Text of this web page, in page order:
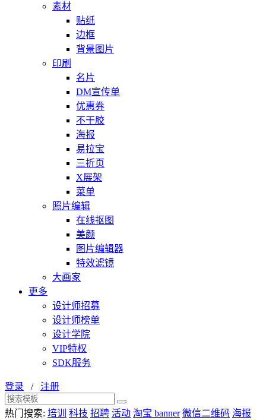
素材
贴纸
边框
背景图片
印刷
名片
DM宣传单
优惠券
不干胶
海报
易拉宝
三折页
X展架
菜单
照片编辑
在线抠图
美颜
图片编辑器
特效滤镜
大画家
更多
设计师招募
设计师榜单
设计学院
VIP特权
SDK服务
登录 / 注册
热门搜索: 培训 科技 招聘 活动 淘宝 banner 微信二维码 海报